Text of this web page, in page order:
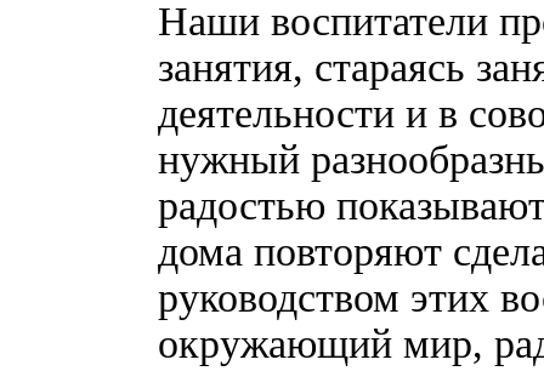
Наши воспитатели
занятия, стараясь
деятельности и в
нужный
радостью
дома повторяют
руководством этих
окружающий мир,